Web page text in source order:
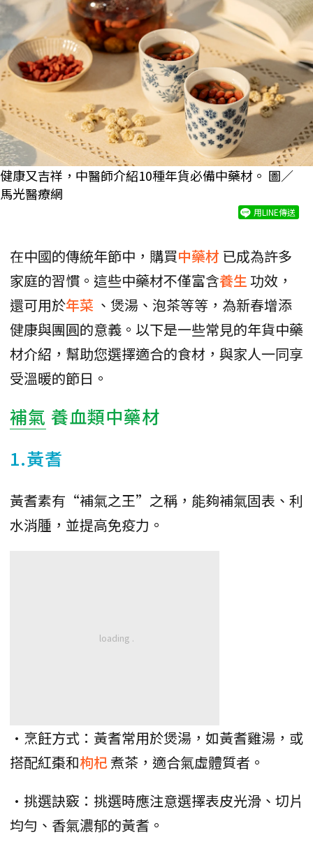
健康又吉祥，中醫師介紹10種年貨必備中藥材。 圖／
馬光醫療網
用LINE傳送
在中國的傳統年節中，購買中藥材 已成為許多
家庭的習慣。這些中藥材不僅富含養生 功效，
還可用於年菜 、煲湯、泡茶等等，為新春增添
健康與團圓的意義。以下是一些常見的年貨中藥
材介紹，幫助您選擇適合的食材，與家人一同享
受溫暖的節日。
補氣 養血類中藥材
1.黃耆
黃耆素有“補氣之王”之稱，能夠補氣固表、利
水消腫，並提高免疫力。
•烹飪方式：黃耆常用於煲湯，如黃耆雞湯，或
搭配紅棗和枸杞煮茶，適合氣虛體質者。
•挑選訣竅：挑選時應注意選擇表皮光滑、切片
均勻、香氣濃郁的黃耆。